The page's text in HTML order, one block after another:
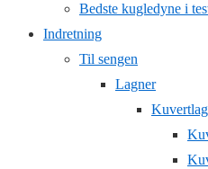
Bedste kugledyne i
Indretning
Til sengen
Lagner